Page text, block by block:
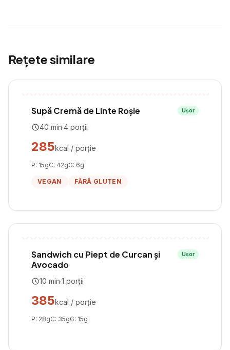
Rețete similare
Supă Cremă de Linte Roșie Ușor
40 min·4 porții
285kcal / porție
P: 15gC: 42gG: 6g
VEGAN FĂRĂ GLUTEN
Sandwich cu Piept de Curcan și
Avocado
Ușor
10 min·1 porții
385kcal / porție
P: 28gC: 35gG: 15g